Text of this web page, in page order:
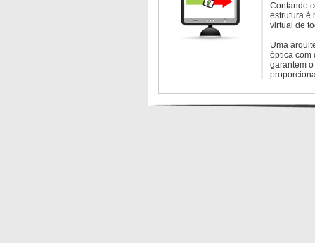
Contando
estrutura é
virtual de
Uma
óptica com
garantem